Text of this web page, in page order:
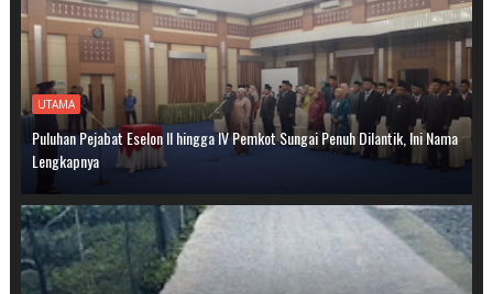
UTAMA
Puluhan Pejabat Eselon II hingga IV Pemkot Sungai Penuh Dilantik, Ini Nama
Lengkapnya